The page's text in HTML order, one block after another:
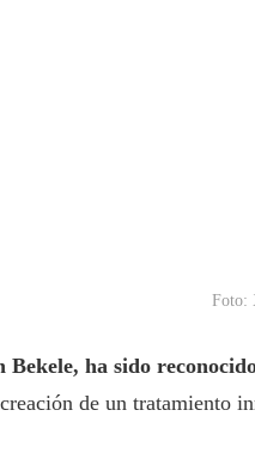
Foto:
ha sido
de un tratamiento